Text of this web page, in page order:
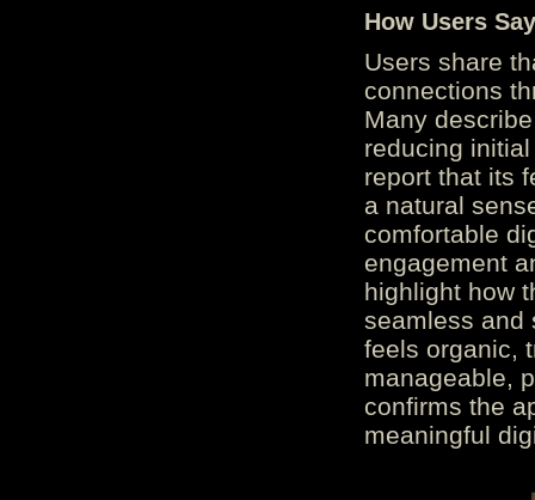
How Users
Users share
connections
Many
reducing
report that its
a natural
comfortable
engagement
highlight how
seamless and
feels organic,
manageable,
confirms the
meaningful